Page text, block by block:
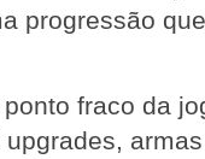
progressão
ponto fraco da